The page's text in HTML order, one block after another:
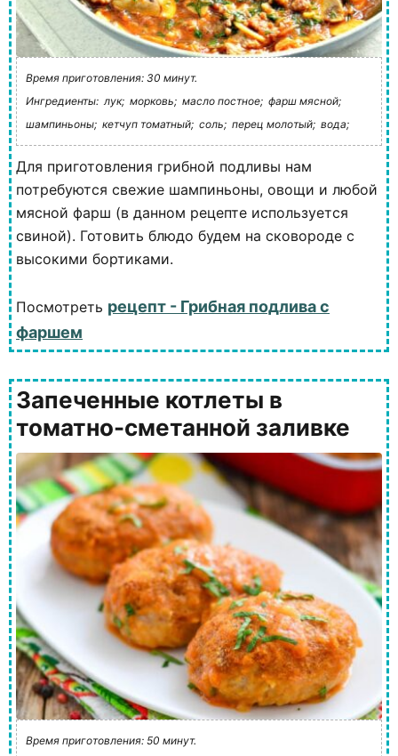
Время приготовления: 30 минут.
Ингредиенты: лук; морковь; масло постное; фарш мясной;
шампиньоны; кетчуп томатный; соль; перец молотый; вода;
Для приготовления грибной подливы нам
потребуются свежие шампиньоны, овощи и любой
мясной фарш (в данном рецепте используется
свиной). Готовить блюдо будем на сковороде с
высокими бортиками.
Посмотреть рецепт - Грибная подлива с
фаршем
Запеченные котлеты в
томатно-сметанной заливке
Время приготовления: 50 минут.